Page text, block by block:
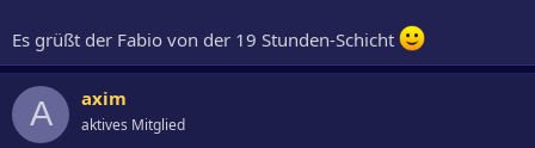
Es grüßt der Fabio von der 19 Stunden-Schicht
A axim
aktives Mitglied